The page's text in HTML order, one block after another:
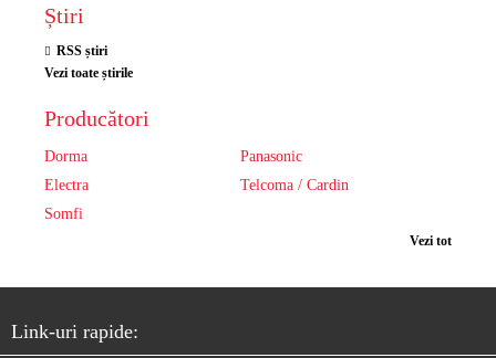
Știri
RSS știri
Vezi toate știrile
Producători
Dorma
Panasonic
Electra
Telcoma / Cardin
Somfi
Vezi tot
Link-uri rapide: